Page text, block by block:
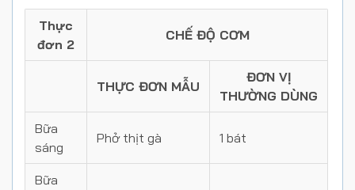
Thực
đơn 2
CHẾ ĐỘ CƠM
THỰC ĐƠN MẪU
ĐƠN VỊ
THƯỜNG DÙNG
Bữa
sáng
Phở thịt gà 1 bát
Bữa